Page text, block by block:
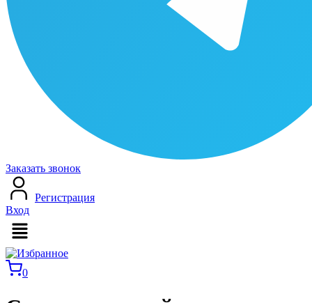
Заказать звонок
Вход
Регистрация
Меню
0